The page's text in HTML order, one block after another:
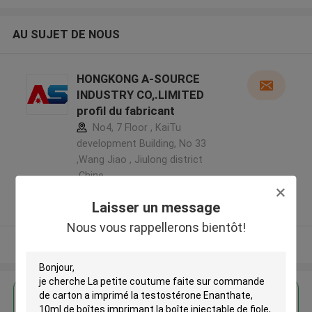
Laisser un message
Nous vous rappellerons bientôt!
AU SUJET DE NOUS
HONGKONG A-SOURCE
INDUSTRY CO,.LIMITED
profil du fabricant
No4, 7 Floor , KaiTu
development Building, No 33
,Wang Jiao , Jiulong district
,Chine
Fournisseur vérifié